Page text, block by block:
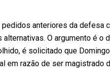
anteriores da defesa
O argumento é o
é solicitado que
em razão de ser magistrado